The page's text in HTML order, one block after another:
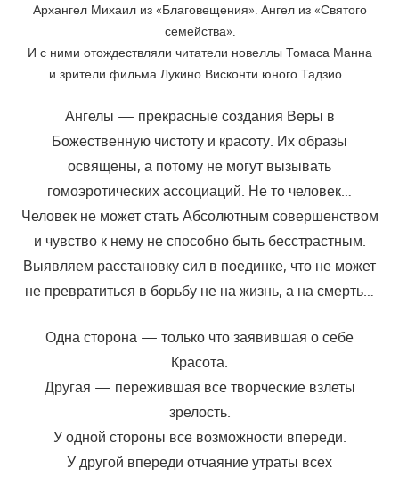
Архангел Михаил из «Благовещения». Ангел из «Святого
семейства».
И с ними отождествляли читатели новеллы Томаса Манна
и зрители фильма Лукино Висконти юного Тадзио…
Ангелы — прекрасные создания Веры в
Божественную чистоту и красоту. Их образы
освящены, а потому не могут вызывать
гомоэротических ассоциаций. Не то человек…
Человек не может стать Абсолютным совершенством
и чувство к нему не способно быть бесстрастным.
Выявляем расстановку сил в поединке, что не может
не превратиться в борьбу не на жизнь, а на смерть…
Одна сторона — только что заявившая о себе
Красота.
Другая — пережившая все творческие взлеты
зрелость.
У одной стороны все возможности впереди.
У другой впереди отчаяние утраты всех